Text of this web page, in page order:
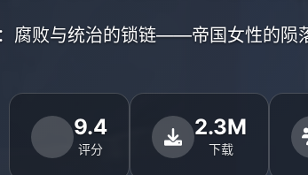
腐败与统治的锁链——帝国女性的陨
9.4
评分
2.3M
下载